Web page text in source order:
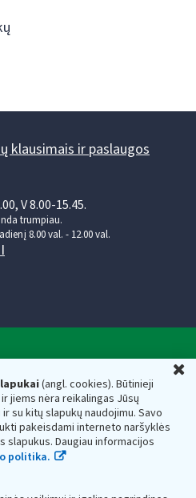
(angl. cookies). Būtinieji
jiems nėra reikalingas Jūsų
su kitų slapukų naudojimu. Savo
pakeisdami interneto naršyklės
Daugiau informacijos
politika.
klausimais ir paslaugos
V 8.00-15.45.
trumpiau.
8.00 val. - 12.00 val.
prie Lietuvos
kodas — 188659752,
Vilnius, Lietuva, el.paštas:
adresas 188659752
inspekciją prie Lietuvos
kaupiami ir saugomi Juridinių